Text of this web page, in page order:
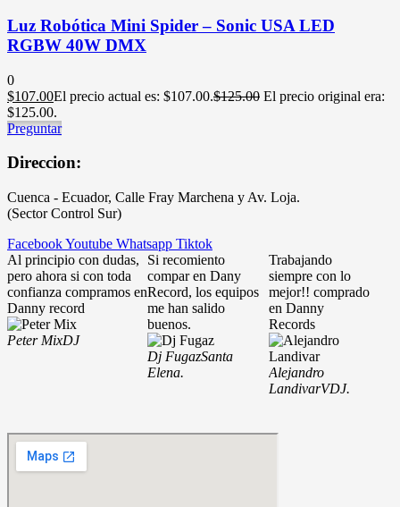
Luz Robótica Mini Spider – Sonic USA LED
RGBW 40W DMX
0
$107.00El precio actual es: $107.00.$125.00 El precio original era:
$125.00.
Preguntar
Direccion:
Cuenca - Ecuador, Calle Fray Marchena y Av. Loja.
(Sector Control Sur)
FacebookYoutube Whatsapp Tiktok
Al principio con dudas,
pero ahora si con toda
confianza compramos en
Danny record
Peter MixDJ
Si recomiento
compar en Dany
Record, los equipos
me han salido
buenos.
Dj FugazSanta
Elena.
Trabajando
siempre con lo
mejor!! comprado
en Danny
Records
Alejandro
LandivarVDJ.